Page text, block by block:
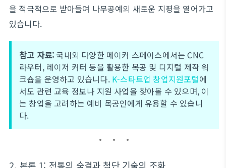
을 적극적으로 받아들여 나무공예의 새로운 지평을 열어가고
있습니다.
참고 자료: 국내외 다양한 메이커 스페이스에서는 CNC
라우터, 레이저 커터 등을 활용한 목공 및 디지털 제작 워
크숍을 운영하고 있습니다. K-스타트업 창업지원포털에
서도 관련 교육 정보나 지원 사업을 찾아볼 수 있으며, 이
는 창업을 고려하는 예비 목공인에게 유용할 수 있습니
다.
2. 본론 1: 전통의 숨결과 첨단 기술의 조화